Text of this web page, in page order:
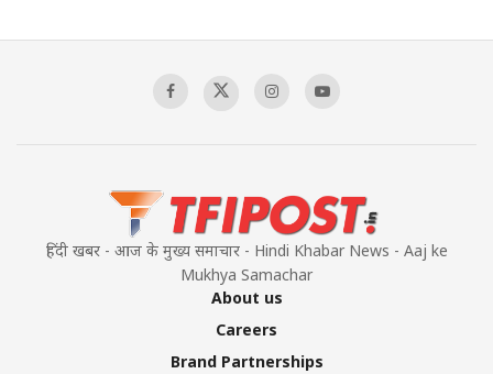
हिंदी खबर - आज के मुख्य समाचार - Hindi Khabar News - Aaj ke
Mukhya Samachar
About us
Careers
Brand Partnerships